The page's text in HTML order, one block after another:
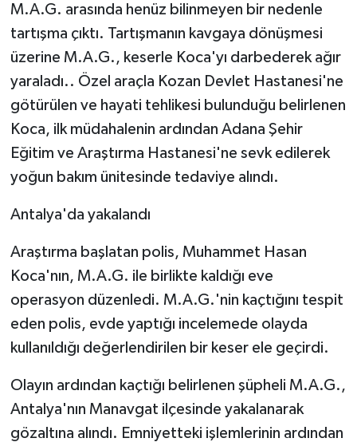
M.A.G. arasında henüz bilinmeyen bir nedenle
tartışma çıktı. Tartışmanın kavgaya dönüşmesi
üzerine M.A.G., keserle Koca'yı darbederek ağır
yaraladı.. Özel araçla Kozan Devlet Hastanesi'ne
götürülen ve hayati tehlikesi bulunduğu belirlenen
Koca, ilk müdahalenin ardından Adana Şehir
Eğitim ve Araştırma Hastanesi'ne sevk edilerek
yoğun bakım ünitesinde tedaviye alındı.
Antalya'da yakalandı
Araştırma başlatan polis, Muhammet Hasan
Koca'nın, M.A.G. ile birlikte kaldığı eve
operasyon düzenledi. M.A.G.'nin kaçtığını tespit
eden polis, evde yaptığı incelemede olayda
kullanıldığı değerlendirilen bir keser ele geçirdi.
Olayın ardından kaçtığı belirlenen şüpheli M.A.G.,
Antalya'nın Manavgat ilçesinde yakalanarak
gözaltına alındı. Emniyetteki işlemlerinin ardından